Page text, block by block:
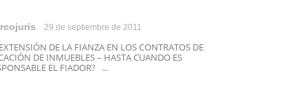
29 de septiembre de 2011
DE LA FIANZA EN LOS CONTRATOS DE
DE INMUEBLES – HASTA CUANDO ES
EL FIADOR? ...